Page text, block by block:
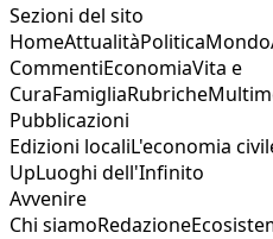
Sezioni del sito
HomeAttualitàPoliticaMondo
CommentiEconomiaVita e
CuraFamigliaRubriche
Pubblicazioni
Edizioni localiL'economia
UpLuoghi dell'Infinito
Avvenire
Chi siamoRedazione